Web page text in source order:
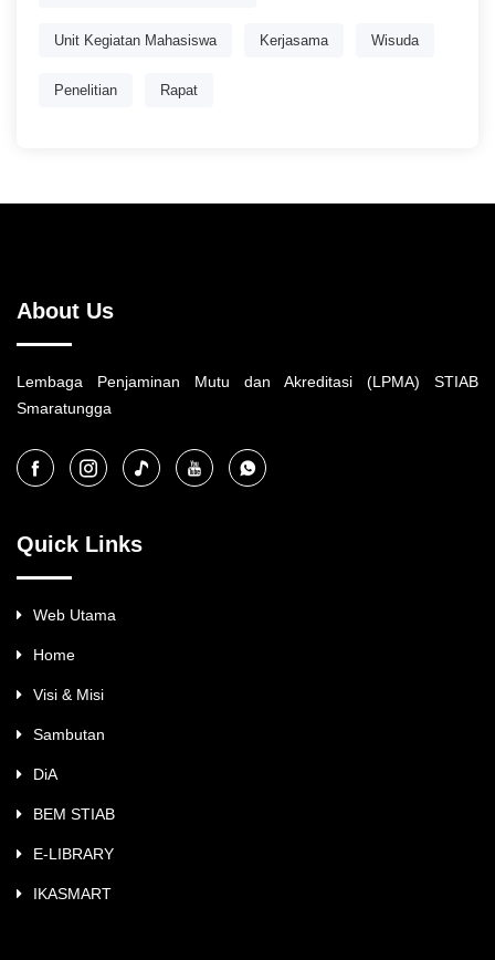
Unit Kegiatan Mahasiswa Kerjasama Wisuda
Penelitian Rapat
About Us
Lembaga Penjaminan Mutu dan Akreditasi (LPMA) STIAB
Smaratungga
Quick Links
Web Utama
Home
Visi & Misi
Sambutan
DiA
BEM STIAB
E-LIBRARY
IKASMART